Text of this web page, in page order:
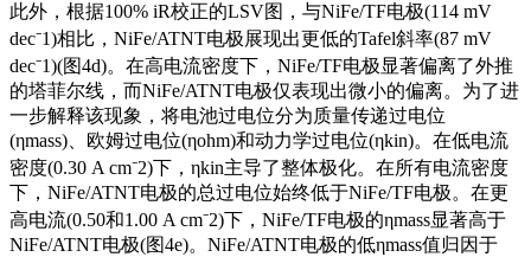
此外，根据100% iR校正的LSV图，与NiFe/TF电极(114 mV
dec⁻1)相比，NiFe/ATNT电极展现出更低的Tafel斜率(87 mV
dec⁻1)(图4d)。在高电流密度下，NiFe/TF电极显著偏离了外推
的塔菲尔线，而NiFe/ATNT电极仅表现出微小的偏离。为了进
一步解释该现象，将电池过电位分为质量传递过电位
(ηmass)、欧姆过电位(ηohm)和动力学过电位(ηkin)。在低电流
密度(0.30 A cm⁻2)下，ηkin主导了整体极化。在所有电流密度
下，NiFe/ATNT电极的总过电位始终低于NiFe/TF电极。在更
高电流(0.50和1.00 A cm⁻2)下，NiFe/TF电极的ηmass显著高于
NiFe/ATNT电极(图4e)。NiFe/ATNT电极的低ηmass值归因于